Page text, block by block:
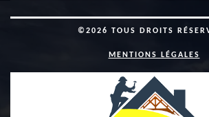
©2026 TOUS DROITS
MENTIONS LÉGALES